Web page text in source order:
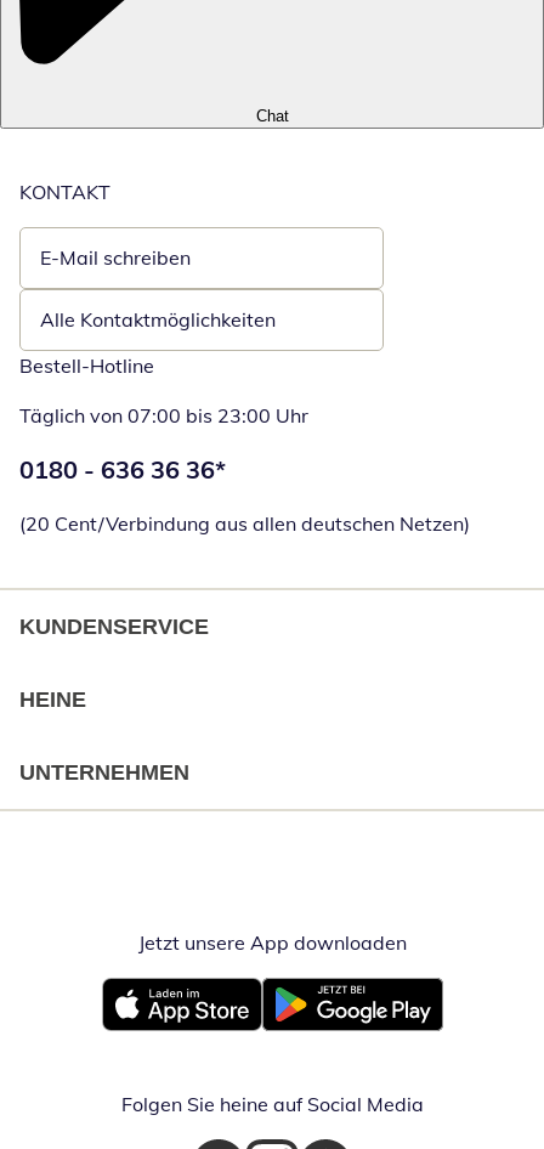
Chat
KONTAKT
E-Mail schreiben
Öffnet E-Mail-Client
Alle Kontaktmöglichkeiten
Bestell-Hotline
Täglich von 07:00 bis 23:00 Uhr
Telefonnummer:
0180 - 636 36 36*
(20 Cent/Verbindung aus allen deutschen Netzen)
KUNDENSERVICE
HEINE
UNTERNEHMEN
Jetzt unsere App downloadenÖffnet in
Öffnet in neuem FensterÖffnet in neuem Fenster
Folgen Sie heine auf Social Media